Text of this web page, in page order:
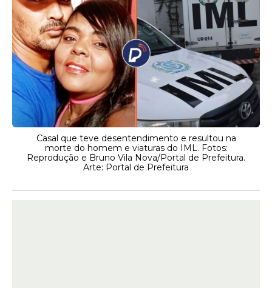
Casal que teve desentendimento e resultou na
morte do homem e viaturas do IML. Fotos:
Reprodução e Bruno Vila Nova/Portal de Prefeitura.
Arte: Portal de Prefeitura